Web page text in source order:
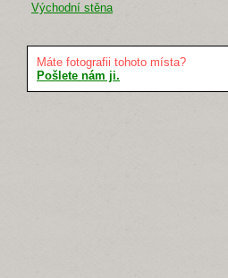
Východní stěna
Máte fotografii tohoto místa?
Pošlete nám ji.